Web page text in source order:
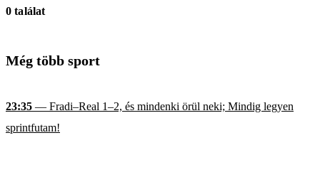
0 találat
Még több sport
23:35 — Fradi–Real 1–2, és mindenki örül neki; Mindig legyen
sprintfutam!